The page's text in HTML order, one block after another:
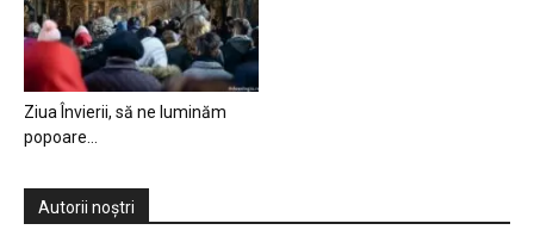
Ziua Învierii, să ne luminăm
popoare…
Autorii noștri